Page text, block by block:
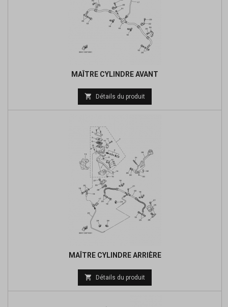
MAÎTRE CYLINDRE AVANT
Prix
de
 Détails du produit
MAÎTRE CYLINDRE ARRIÈRE
Prix
de
 Détails du produit